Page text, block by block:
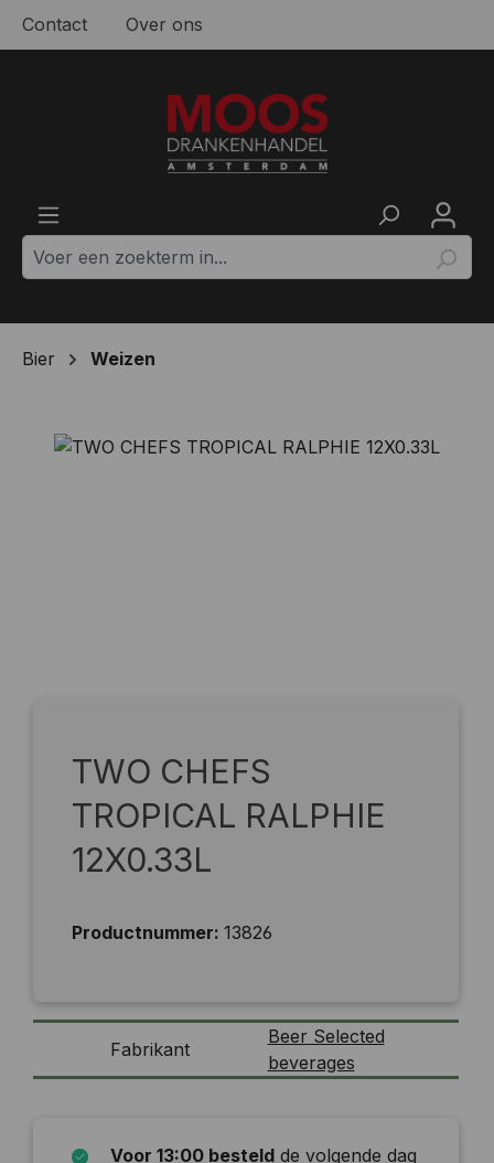
Ga naar de hoofdinhoud
Contact Over ons
Bier Weizen
Afbeeldingengalerij overslaan
TWO CHEFS
TROPICAL RALPHIE
12X0.33L
Productnummer: 13826
Fabrikant
Beer Selected
beverages
Voor 13:00 besteld de volgende dag